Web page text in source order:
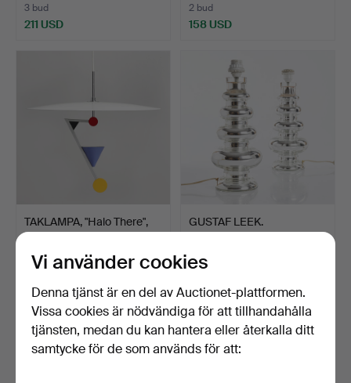
3 bud
211 USD
2 bud
158 USD
TAKLAMPA, "Halo There",
Olle Andersson, Bo…
Klubbades 18 mar 2023
32 bud
799 USD
GUSTAF LEEK.
32 bud
860 USD
Vi använder cookies
Denna tjänst är en del av Auctionet-plattformen.
Vissa cookies är nödvändiga för att tillhandahålla
tjänsten, medan du kan hantera eller återkalla ditt
samtycke för de som används för att: